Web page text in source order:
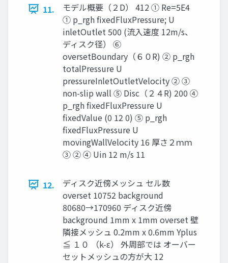
11.
モデル概要（２D） 412 ① Re=5E4
① p_rgh fixedFluxPressure; U
inletOutlet 500 (流入速度 12m/s、
ディスク径） ⑥
oversetBoundary（６０R) ② p_rgh
totalPressure U
pressureInletOutletVelocity ② ③
non-slip wall ⑤ Disc（２４R) 200 ④
p_rgh fixedFluxPressure U
fixedValue (0 12 0) ⑤ p_rgh
fixedFluxPressure U
movingWallVelocity 16 厚さ２ｍｍ
③ ② ④ Uin 12 m/s 11
12.
ディスク近傍メッシュ セル数
overset 10752 background
80680→170960 ディスク近傍
background 1mm x 1mm overset 壁
隣接メッシュ 0.2mm x 0.6mm Yplus
≦ １０ （k-ε） 外周部では オーバー
セットメッシュの方が大 12